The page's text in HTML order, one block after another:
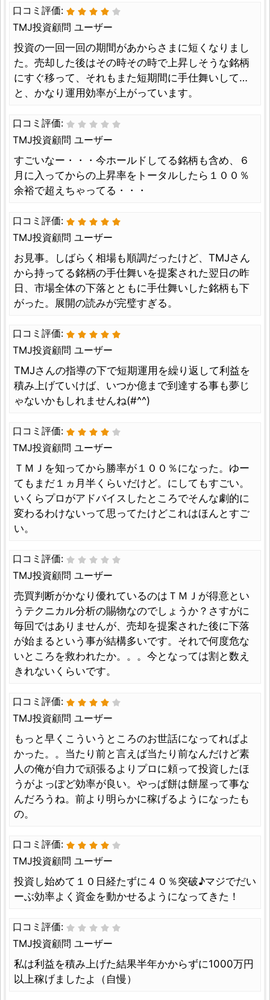
口コミ評価:
TMJ投資顧問 ユーザー
投資の一回一回の期間があからさまに短くなりまし
た。売却した後はその時その時で上昇しそうな銘柄
にすぐ移って、それもまた短期間に手仕舞いして…
と、かなり運用効率が上がっています。
口コミ評価:
TMJ投資顧問 ユーザー
すごいなー・・・今ホールドしてる銘柄も含め、６
月に入ってからの上昇率をトータルしたら１００％
余裕で超えちゃってる・・・
口コミ評価:
TMJ投資顧問 ユーザー
お見事。しばらく相場も順調だったけど、TMJさん
から持ってる銘柄の手仕舞いを提案された翌日の昨
日、市場全体の下落とともに手仕舞いした銘柄も下
がった。展開の読みが完璧すぎる。
口コミ評価:
TMJ投資顧問 ユーザー
TMJさんの指導の下で短期運用を繰り返して利益を
積み上げていけば、いつか億まで到達する事も夢じ
ゃないかもしれませんね(#^^)
口コミ評価:
TMJ投資顧問 ユーザー
ＴＭＪを知ってから勝率が１００％になった。ゆー
てもまだ１ヵ月半くらいだけど。にしてもすごい。
いくらプロがアドバイスしたところでそんな劇的に
変わるわけないって思ってたけどこれはほんとすご
い。
口コミ評価:
TMJ投資顧問 ユーザー
売買判断がかなり優れているのはＴＭＪが得意とい
うテクニカル分析の賜物なのでしょうか？さすがに
毎回ではありませんが、売却を提案された後に下落
が始まるという事が結構多いです。それで何度危な
いところを救われたか。。。今となっては割と数え
きれないくらいです。
口コミ評価:
TMJ投資顧問 ユーザー
もっと早くこういうところのお世話になってればよ
かった。。当たり前と言えば当たり前なんだけど素
人の俺が自力で頑張るよりプロに頼って投資したほ
うがよっぽど効率が良い。やっぱ餅は餅屋って事な
んだろうね。前より明らかに稼げるようになったも
の。
口コミ評価:
TMJ投資顧問 ユーザー
投資し始めて１０日経たずに４０％突破♪マジでだい
ーぶ効率よく資金を動かせるようになってきた！
口コミ評価:
TMJ投資顧問 ユーザー
私は利益を積み上げた結果半年かからずに1000万円
以上稼げましたよ（自慢）